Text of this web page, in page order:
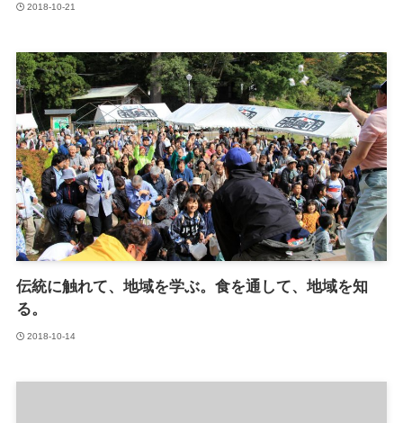
2018-10-21
伝統に触れて、地域を学ぶ。食を通して、地域を知
る。
2018-10-14